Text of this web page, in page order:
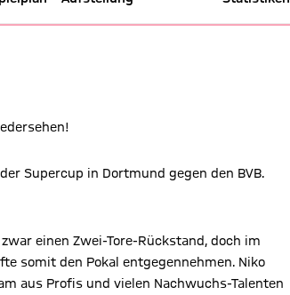
- Audi Cup 19/20
Supercup in Dortmund gegen den BVB.
einen Zwei-Tore-Rückstand, doch im
somit den Pokal entgegennehmen. Niko
aus Profis und vielen Nachwuchs-Talenten